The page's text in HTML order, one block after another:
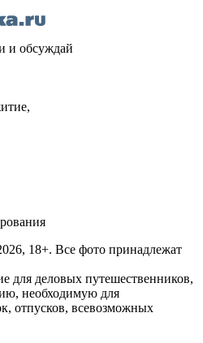
и обсуждай
18+. Все фото принадлежат
для деловых путешественников,
необходимую для
отпусков, всевозможных